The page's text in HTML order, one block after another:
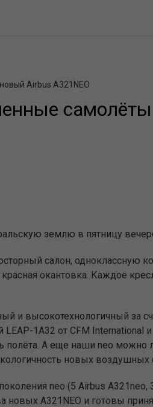
Airbus A321NEO
землю в пятницу
салон, одноклассную
окантовка. Каждое
высокотехнологичный за
1A32 от CFM International
полёта. А еще наши neo можно
новых воздушных
neo (5 Airbus А321neo,
А321NEO и готовы